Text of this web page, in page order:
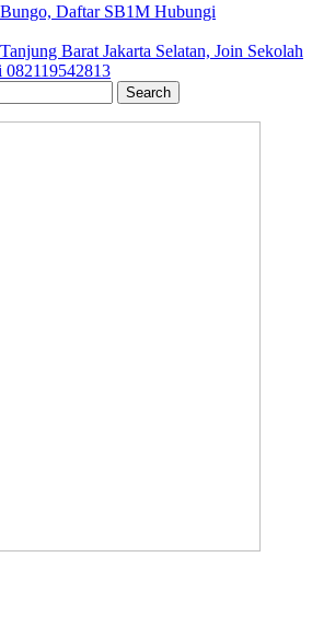
Daftar SB1M Hubungi
Barat Jakarta Selatan, Join Sekolah